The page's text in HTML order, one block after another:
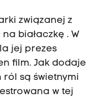
związanej z
białaczkę . W
jej prezes
film. Jak dodaje
są świetnymi
w tej